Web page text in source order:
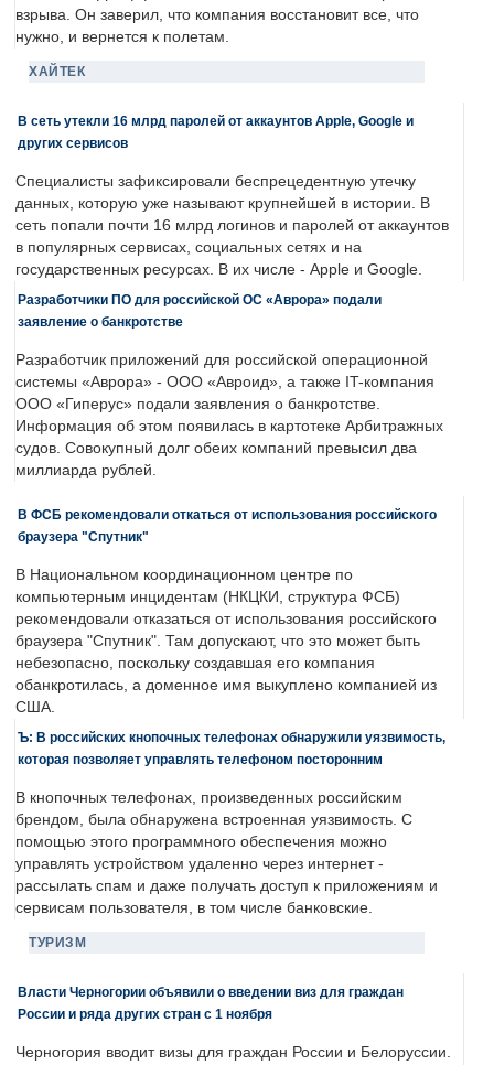
взрыва. Он заверил, что компания восстановит все, что
нужно, и вернется к полетам.
ХАЙТЕК
В сеть утекли 16 млрд паролей от аккаунтов Apple, Google и
других сервисов
Специалисты зафиксировали беспрецедентную утечку
данных, которую уже называют крупнейшей в истории. В
сеть попали почти 16 млрд логинов и паролей от аккаунтов
в популярных сервисах, социальных сетях и на
государственных ресурсах. В их числе - Apple и Google.
Разработчики ПО для российской ОС «Аврора» подали
заявление о банкротстве
Разработчик приложений для российской операционной
системы «Аврора» - ООО «Авроид», а также IT-компания
ООО «Гиперус» подали заявления о банкротстве.
Информация об этом появилась в картотеке Арбитражных
судов. Совокупный долг обеих компаний превысил два
миллиарда рублей.
В ФСБ рекомендовали откаться от использования российского
браузера "Спутник"
В Национальном координационном центре по
компьютерным инцидентам (НКЦКИ, структура ФСБ)
рекомендовали отказаться от использования российского
браузера "Спутник". Там допускают, что это может быть
небезопасно, поскольку создавшая его компания
обанкротилась, а доменное имя выкуплено компанией из
США.
Ъ: В российских кнопочных телефонах обнаружили уязвимость,
которая позволяет управлять телефоном посторонним
В кнопочных телефонах, произведенных российским
брендом, была обнаружена встроенная уязвимость. С
помощью этого программного обеспечения можно
управлять устройством удаленно через интернет -
рассылать спам и даже получать доступ к приложениям и
сервисам пользователя, в том числе банковские.
ТУРИЗМ
Власти Черногории объявили о введении виз для граждан
России и ряда других стран с 1 ноября
Черногория вводит визы для граждан России и Белоруссии.